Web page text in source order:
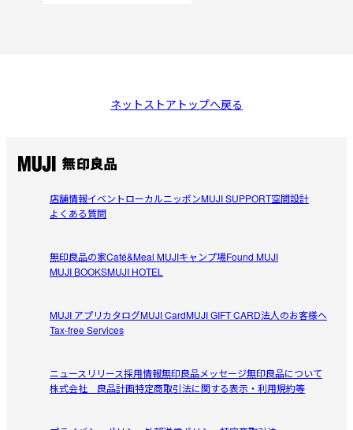
ネットストアトップへ戻る
店舗情報イベントローカルニッポンMUJI SUPPORT空間設計
よくある質問
無印良品の家Café&Meal MUJIキャンプ場Found MUJI
MUJI BOOKSMUJI HOTEL
MUJI アプリカタログMUJI CardMUJI GIFT CARD法人のお客様へ
Tax-free Services
ニュースリリース採用情報無印良品メッセージ無印良品について
株式会社 良品計画特定商取引法に関する表示・利用規約等